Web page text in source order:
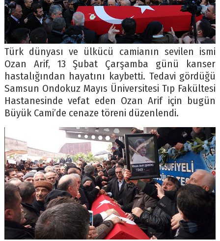
Türk dünyası ve ülkücü camianın sevilen ismi
Ozan Arif, 13 Şubat Çarşamba günü kanser
hastalığından hayatını kaybetti. Tedavi gördüğü
Samsun Ondokuz Mayıs Üniversitesi Tıp Fakültesi
Hastanesinde vefat eden Ozan Arif için bugün
Büyük Cami’de cenaze töreni düzenlendi.